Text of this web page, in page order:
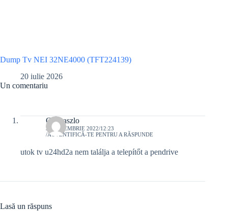
Dump Tv NEI 32NE4000 (TFT224139)
20 iulie 2026
Un comentariu
GGLaszlo
30 NOIEMBRIE 2022/12:23
AUTENTIFICĂ-TE PENTRU A RĂSPUNDE
utok tv u24hd2a nem találja a telepítőt a pendrive
Lasă un răspuns